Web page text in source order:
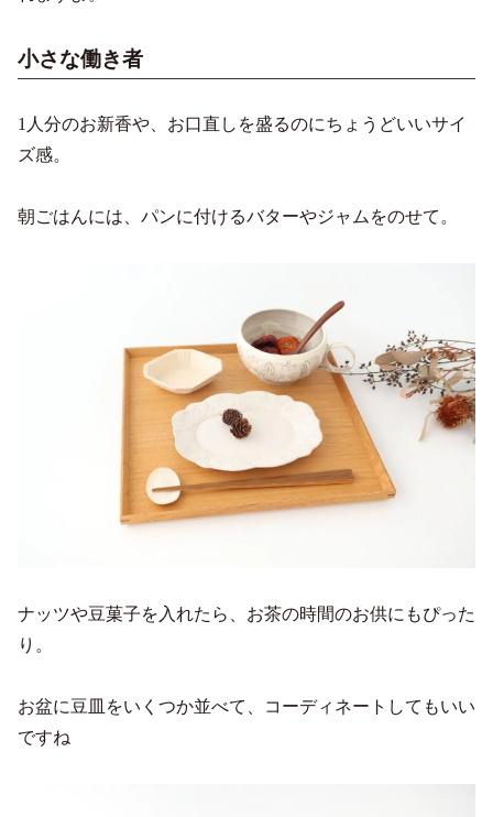
小さな働き者
1人分のお新香や、お口直しを盛るのにちょうどいいサイ
ズ感。
朝ごはんには、パンに付けるバターやジャムをのせて。
ナッツや豆菓子を入れたら、お茶の時間のお供にもぴった
り。
お盆に豆皿をいくつか並べて、コーディネートしてもいい
ですね